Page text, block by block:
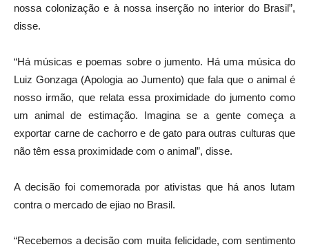
nossa colonização e à nossa inserção no interior do Brasil”,
disse.
“Há músicas e poemas sobre o jumento. Há uma música do
Luiz Gonzaga (Apologia ao Jumento) que fala que o animal é
nosso irmão, que relata essa proximidade do jumento como
um animal de estimação. Imagina se a gente começa a
exportar carne de cachorro e de gato para outras culturas que
não têm essa proximidade com o animal”, disse.
A decisão foi comemorada por ativistas que há anos lutam
contra o mercado de ejiao no Brasil.
“Recebemos a decisão com muita felicidade, com sentimento